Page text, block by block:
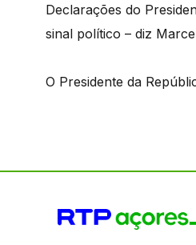
Declarações do
sinal político – diz
O Presidente da